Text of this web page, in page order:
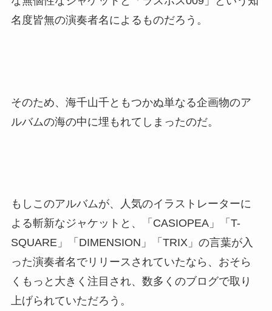
名度皆無の演奏者名によるものだろう。
そのため、海千山千ともつかぬ単なる企画物のア
ルバムの海の中に埋もれてしまったのだ。
もしこのアルバムが、人気のイラストレーターに
よる斬新なジャケットと、「CASIOPEA」「T-
SQUARE」「DIMENSION」「TRIX」の言葉が入
った演奏者名でリリースされていたなら、おそら
くもっと大きく注目され、数多くのブログで取り
上げられていただろう。